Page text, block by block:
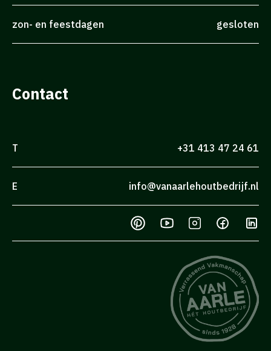
zon- en feestdagen gesloten
Contact
T +31 413 47 24 61
E info@vanaarlehoutbedrijf.nl